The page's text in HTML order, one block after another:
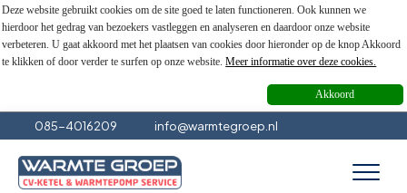
Deze website gebruikt cookies om de site goed te laten functioneren. Ook kunnen we
hierdoor het gedrag van bezoekers vastleggen en analyseren en daardoor onze website
verbeteren. U gaat akkoord met het plaatsen van cookies door hieronder op de knop Akkoord
te klikken of door verder te surfen op onze website.Meer informatie over deze cookies.
Akkoord
085-4016209 info@warmtegroep.nl